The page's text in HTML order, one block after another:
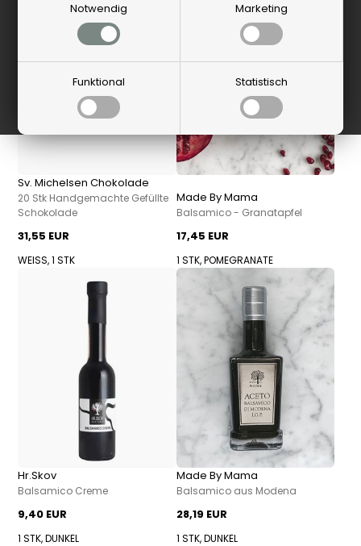
Notwendig Marketing
Funktional Statistisch
Sv. Michelsen Chokolade
20 Stk Handgemachte Gefüllte
Schokolade
31,55 EUR
WEISS, 1 STK
Made By Mama
Balsamico - Granatapfel
17,45 EUR
1 STK, POMEGRANATE
Hr.Skov
Balsamico Creme
9,40 EUR
1 STK, DUNKEL
Made By Mama
Balsamico aus Modena
28,19 EUR
1 STK, DUNKEL